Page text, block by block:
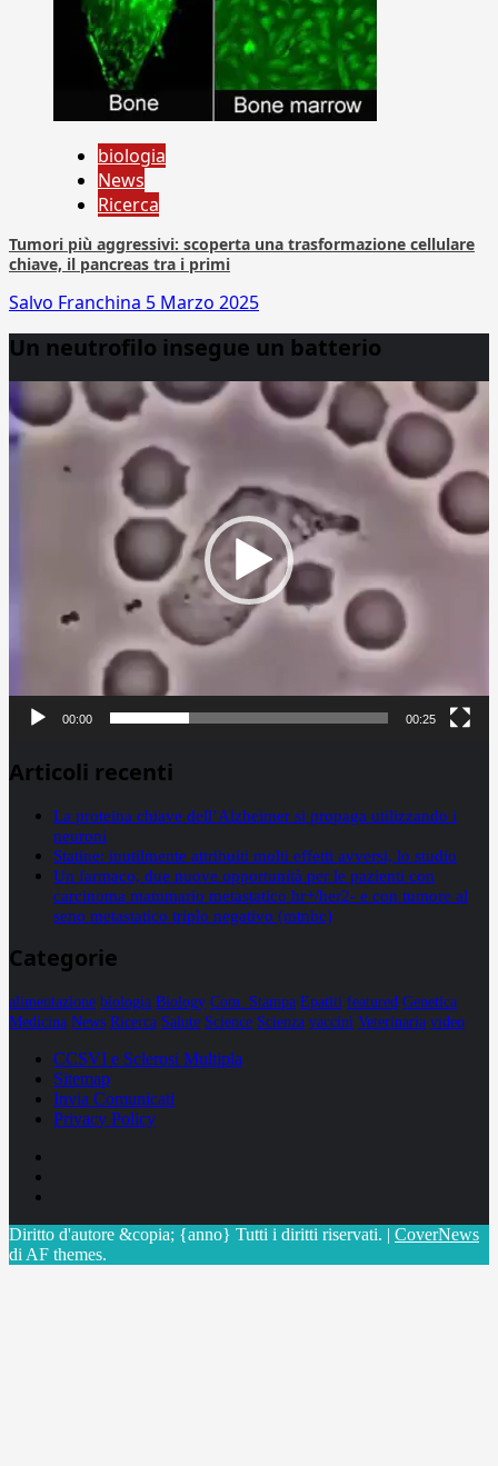
biologia
News
Ricerca
Tumori più aggressivi: scoperta una trasformazione cellulare
chiave, il pancreas tra i primi
Salvo Franchina 5 Marzo 2025
Un neutrofilo insegue un batterio
Player
00:00 00:25
Articoli recenti
La proteina chiave dell’Alzheimer si propaga utilizzando i
neuroni
Statine: inutilmente attribuiti molti effetti avversi, lo studio
Un farmaco, due nuove opportunità per le pazienti con
carcinoma mammario metastatico hr+/her2- e con tumore al
seno metastatico triplo negativo (mtnbc)
Categorie
alimentazione biologia Biology Com. Stampa Epatiti featured Genetica
Medicina News Ricerca Salute Science Scienza vaccini Veterinaria video
CCSVI e Sclerosi Multipla
Sitemap
Invia Comunicati
Privacy Policy
Diritto d'autore &copia; {anno} Tutti i diritti riservati. | CoverNews
di AF themes.